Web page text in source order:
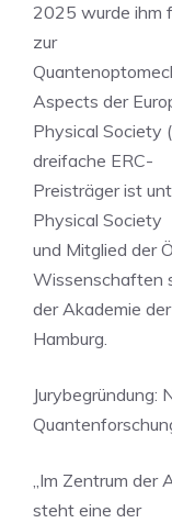
2025 wurde ihm
zur
Aspects der
Physical Society
dreifache ERC-
Preisträger ist
Physical Society
und Mitglied der
Wissenschaften
der Akademie
Hamburg.
Jurybegründung:
„Im Zentrum der
steht eine der